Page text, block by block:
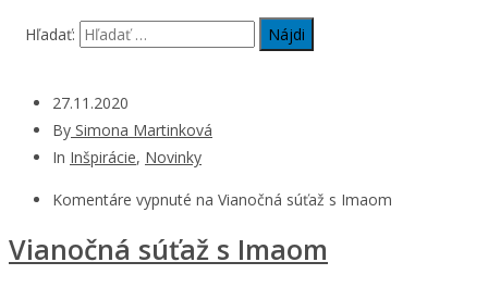
Hľadať:
27.11.2020
By Simona Martinková
In Inšpirácie, Novinky
Komentáre vypnuté na Vianočná súťaž s Imaom
Vianočná súťaž s Imaom